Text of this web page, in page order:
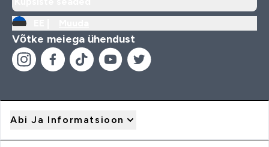
Võtke meiega ühendust
Abi Ja Informatsioon